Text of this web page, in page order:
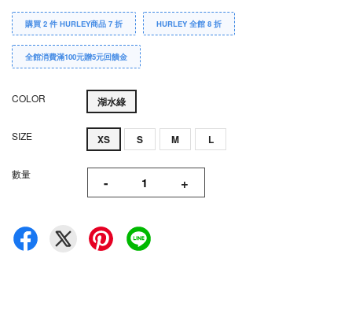
購買 2 件 HURLEY商品 7 折 HURLEY 全館 8 折
全館消費滿100元贈5元回饋金
COLOR 湖水綠
SIZE XS S M L
數量 - +